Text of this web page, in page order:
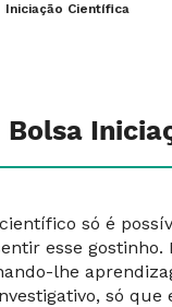
Iniciação Científica
Bolsa
só é
esse
lhe
só